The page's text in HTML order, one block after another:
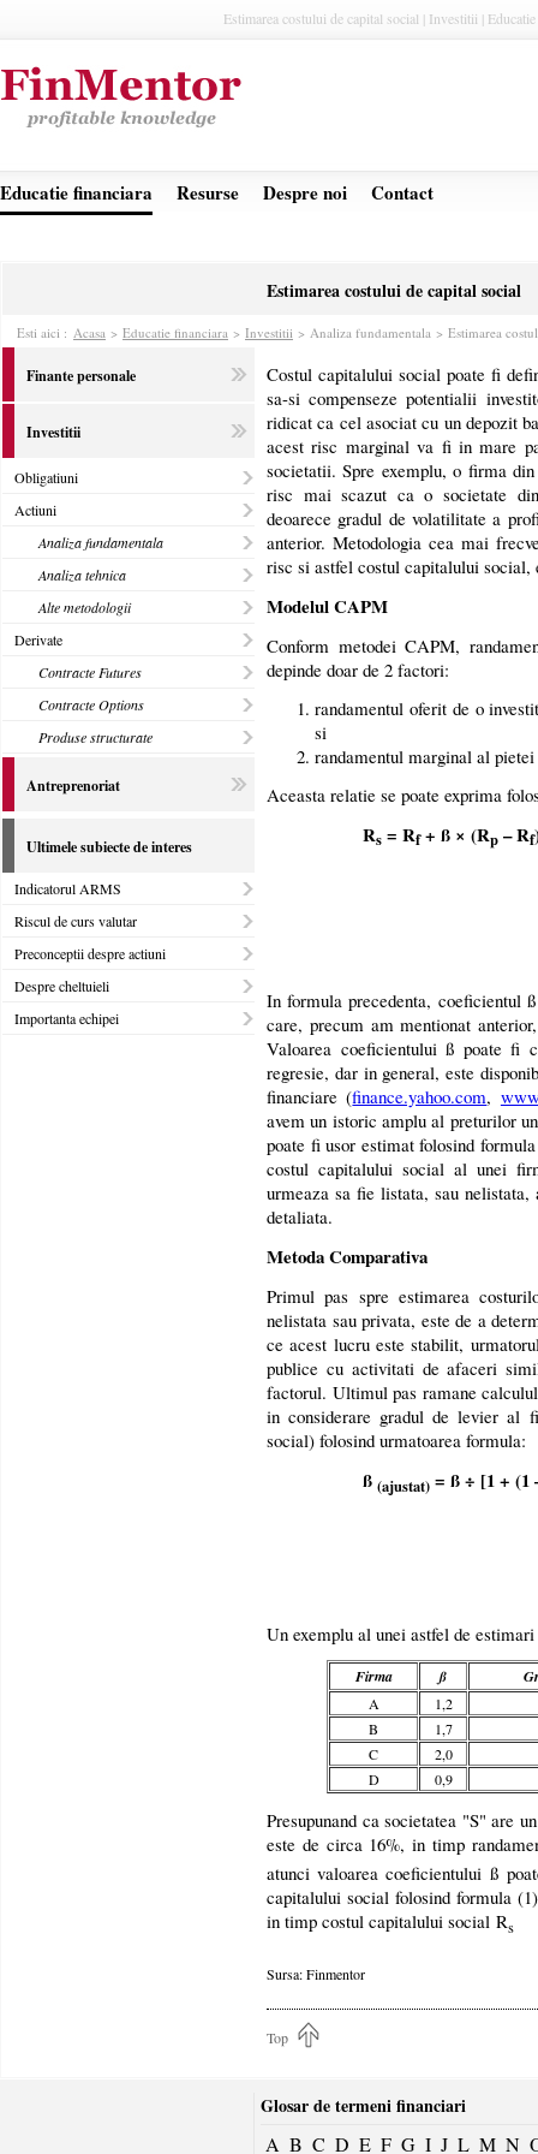
Estimarea costului de capital social | Investitii |
Educatie financiara Resurse Despre noi Contact
Estimarea costului de capital social
Esti aici : Acasa > Educatie financiara > Investitii > Analiza fundamentala > Estimarea
Finante personale
Investitii
Obligatiuni
Actiuni
Analiza fundamentala
Analiza tehnica
Alte metodologii
Derivate
Contracte Futures
Contracte Options
Produse structurate
Antreprenoriat
Ultimele subiecte de interes
Indicatorul ARMS
Riscul de curs valutar
Preconceptii despre actiuni
Despre cheltuieli
Importanta echipei
Costul capitalului social poate fi
sa-si compenseze potentialii
ridicat ca cel asociat cu un depozit
acest risc marginal va fi in mare
societatii. Spre exemplu, o firma
risc mai scazut ca o societate
deoarece gradul de volatilitate a
anterior. Metodologia cea mai
risc si astfel costul capitalului social,
Modelul CAPM
Conform metodei CAPM,
depinde doar de 2 factori:
randamentul oferit de o
si
randamentul marginal al
Aceasta relatie se poate exprima
Rs = Rf+ ß × (Rp – Rf
In formula precedenta, coeficientul
care, precum am mentionat
Valoarea coeficientului ß poate fi
regresie, dar in general, este
financiare (finance.yahoo.com,
avem un istoric amplu al preturilor
poate fi usor estimat folosind
costul capitalului social al unei
urmeaza sa fie listata, sau
detaliata.
Metoda Comparativa
Primul pas spre estimarea
nelistata sau privata, este de a
ce acest lucru este stabilit,
publice cu activitati de afaceri
factorul. Ultimul pas ramane
in considerare gradul de levier al
social) folosind urmatoarea formula:
ß (ajustat) = ß ÷ [1 + (1
Un exemplu al unei astfel de
Firma ß
A
1,2
B
1,7
C
2,0
D
0,9
Presupunand ca societatea "S" are
este de circa 16%, in timp
atunci valoarea coeficientului ß
capitalului social folosind formula
in timp costul capitalului social Rs
Sursa: Finmentor
Top
Glosar de termeni financiari
A B C D E F G I J L M N